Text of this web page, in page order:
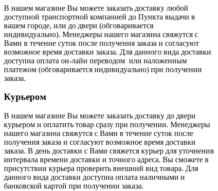
В нашем магазине Вы можете заказать доставку любой
доступной транспортной компанией до Пункта выдачи в
вашем городе, или до двери (обговаривается
индивидуально). Менеджеры нашего магазина свяжутся с
Вами в течение суток после получения заказа и согласуют
возможное время доставки заказа. Для данного вида доставки
доступна оплата он-лайн переводом или наложенным
платежом (обговаривается индивидуально) при получении
заказа.
Курьером
В нашем магазине Вы можете заказать доставку до двери
курьером и оплатить товар сразу при получении. Менеджеры
нашего магазина свяжутся с Вами в течение суток после
получения заказа и согласуют возможное время доставки
заказа. В день доставки с Вами свяжется курьер для уточнения
интервала времени доставки и точного адреса. Вы сможете в
присутствии курьера проверить внешний вид товара. Для
данного вида доставки доступна оплата наличными и
банковской картой при получении заказа.